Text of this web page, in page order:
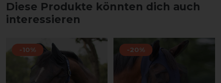
Diese Produkte könnten dich auch
interessieren
-10% -20%